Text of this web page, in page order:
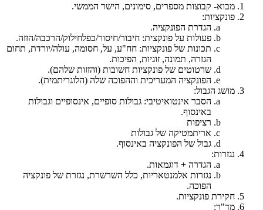
מבוא- קבוצות מספרים, סימונים, הישר הממשי.
פונקציות:
הגדרת הפונקציה.
פעולות על פונקצית: חיבור/חיסור/כפלחילוק/הרכבה/הזזה.
תכונות של פונקציות: חח"ע, על, חסומה, עולה/יורדת, תחום
הגזרה, תמונה, זוגיות, הפיכות.
שרטוטים של פונקציות חשובות (והזזות שלהם).
הפונקציה המעריכית וההפוכה שלה (הלוגריתמית).
מושג הגבול:
הסבר אינטואיטיבי: גבולות סופיים, אינסופיים וגבולות
באינסוף.
רציפות
אריתמטיקה של גבולות
גבול של הפונקציה באינסוף.
נגזרות:
הגדרה + דוגמאות.
נגזרות אלמנטאריות, כלל השרשרת, נגזרת של פונקציה
הפוכה.
חקירת פונקציות.
מד"ר: